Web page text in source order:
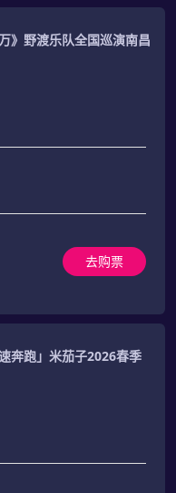
》野渡乐队全国巡演南昌
去购票
奔跑」米茄子2026春季